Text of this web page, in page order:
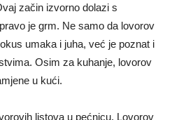
začin izvorno dolazi s
je grm. Ne samo da lovorov
umaka i juha, već je poznat i
Osim za kuhanje, lovorov
u kući.
listova u pećnicu. Lovorov